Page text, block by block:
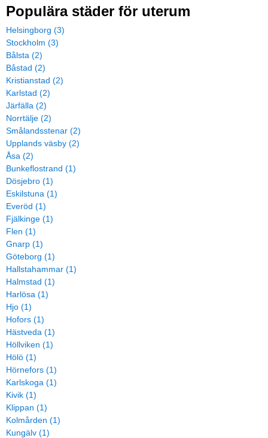
Populära städer för uterum
Helsingborg (3)
Stockholm (3)
Bålsta (2)
Båstad (2)
Kristianstad (2)
Karlstad (2)
Järfälla (2)
Norrtälje (2)
Smålandsstenar (2)
Upplands väsby (2)
Åsa (2)
Bunkeflostrand (1)
Dösjebro (1)
Eskilstuna (1)
Everöd (1)
Fjälkinge (1)
Flen (1)
Gnarp (1)
Göteborg (1)
Hallstahammar (1)
Halmstad (1)
Harlösa (1)
Hjo (1)
Hofors (1)
Hästveda (1)
Höllviken (1)
Hölö (1)
Hörnefors (1)
Karlskoga (1)
Kivik (1)
Klippan (1)
Kolmården (1)
Kungälv (1)